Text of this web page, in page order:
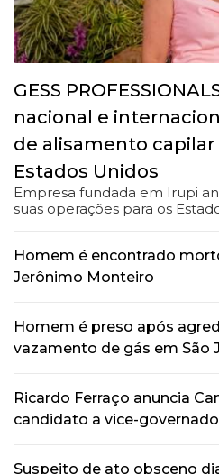
GESS
nacional e
de alisamento capilar
Estados Unidos
Empresa fundada em Irupi
suas operações para os
Homem é encontrado
Jerônimo Monteiro
Homem é preso após
vazamento de gás em São
Ricardo Ferraço anuncia
candidato a vice-
Suspeito de ato obsceno